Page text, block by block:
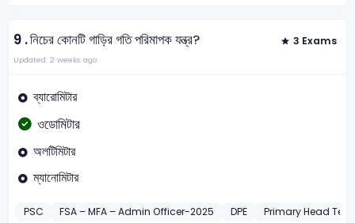
9 .নিচের কোনটি গাড়ির গতি পরিমাপক যন্ত্র? 3 Exams
Updated: 2 weeks ago
ব্যারোমিটার
ওডোমিটার
অলটিমিটার
ম্যানোমিটার
PSC FSA – MFA – Admin Officer-2025 DPE Primary Head